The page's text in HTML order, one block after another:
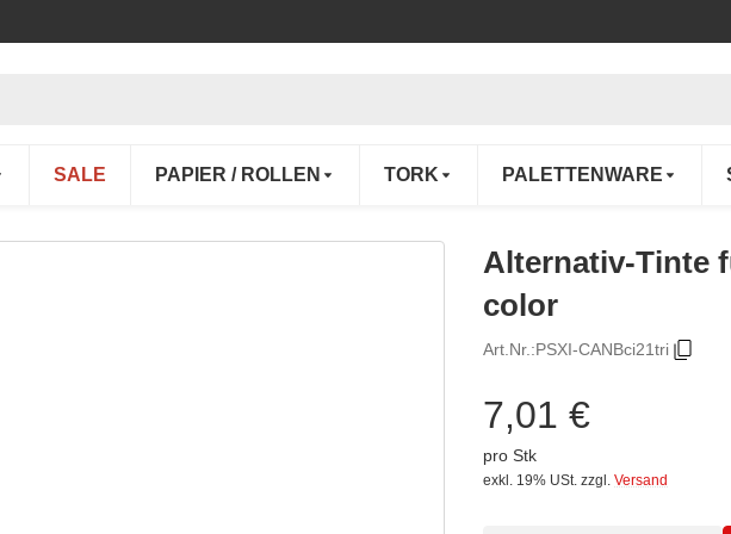
SALE PAPIER / ROLLEN TORK PALETTENWARE
Alternativ-Tinte
color
Art.Nr.:PSXI-CANBci21tri
7,01 €
pro Stk
exkl. 19% USt. zzgl. Versand